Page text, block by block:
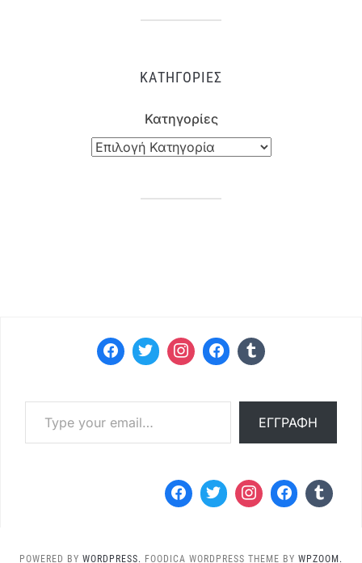
ΚΑΤΗΓΟΡΊΕΣ
Κατηγορίες
Type your email…
ΕΓΓΡΑΦΉ
POWERED BY WORDPRESS. FOODICA WORDPRESS THEME BY WPZOOM.